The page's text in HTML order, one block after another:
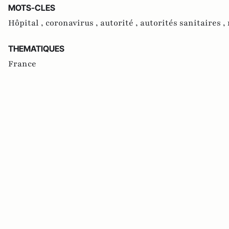
MOTS-CLES
Hôpital , coronavirus , autorité , autorités sanitaires ,
THEMATIQUES
France